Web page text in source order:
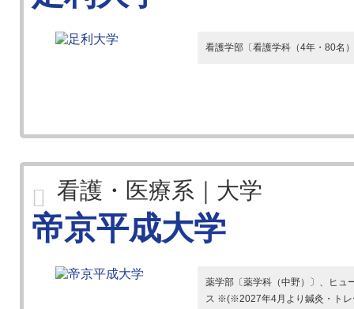
看護学部〔看護学科（4年・80名
看護・医療系｜大学
帝京平成大学
薬学部〔薬学科（中野）〕、ヒュ
ス ※(※2027年4月より鍼灸・トレ